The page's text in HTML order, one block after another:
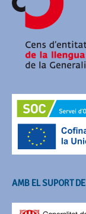
AMB EL SUPORT DE